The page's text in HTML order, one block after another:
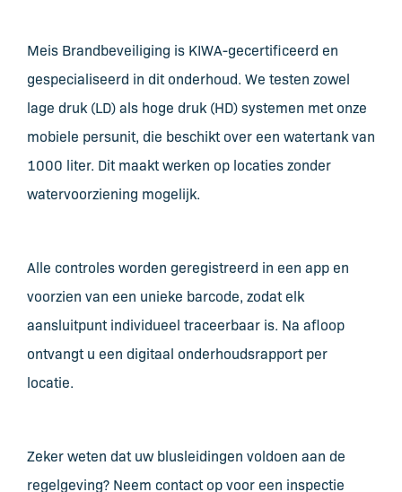
Meis Brandbeveiliging is KIWA-gecertificeerd en
gespecialiseerd in dit onderhoud. We testen zowel
lage druk (LD) als hoge druk (HD) systemen met onze
mobiele persunit, die beschikt over een watertank van
1000 liter. Dit maakt werken op locaties zonder
watervoorziening mogelijk.
Alle controles worden geregistreerd in een app en
voorzien van een unieke barcode, zodat elk
aansluitpunt individueel traceerbaar is. Na afloop
ontvangt u een digitaal onderhoudsrapport per
locatie.
Zeker weten dat uw blusleidingen voldoen aan de
regelgeving? Neem contact op voor een inspectie